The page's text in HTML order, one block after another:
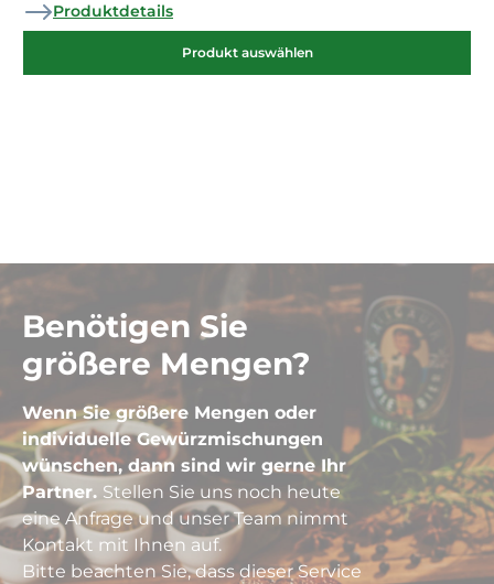
Produktdetails
Produkt auswählen
Benötigen Sie
größere Mengen?
Wenn Sie größere Mengen oder
individuelle Gewürzmischungen
wünschen, dann sind wir gerne Ihr
Partner. Stellen Sie uns noch heute
eine Anfrage und unser Team nimmt
Kontakt mit Ihnen auf.
Bitte beachten Sie, dass dieser Service